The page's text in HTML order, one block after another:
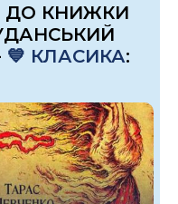
ДО КНИЖКИ
💙 КЛАСИКА: